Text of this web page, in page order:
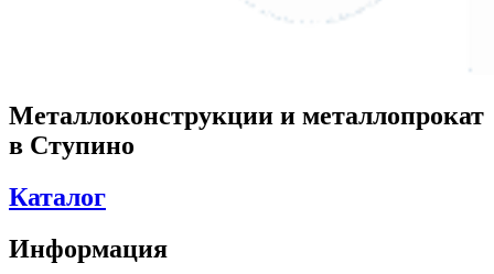
Металлоконструкции и металлопрокат
в Ступино
Каталог
Информация